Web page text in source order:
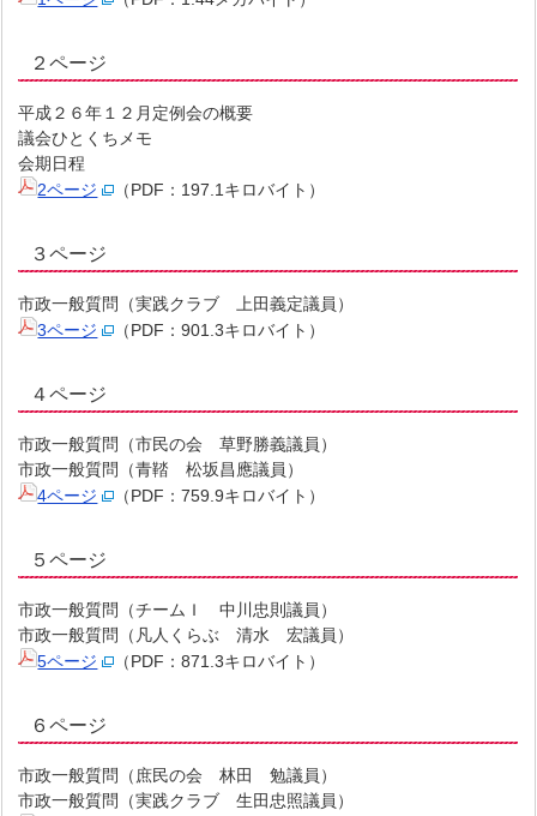
２ページ
平成２６年１２月定例会の概要
議会ひとくちメモ
会期日程
2ページ
（PDF：197.1キロバイト）
３ページ
市政一般質問（実践クラブ 上田義定議員）
3ページ
（PDF：901.3キロバイト）
４ページ
市政一般質問（市民の会 草野勝義議員）
市政一般質問（青鞜 松坂昌應議員）
4ページ
（PDF：759.9キロバイト）
５ページ
市政一般質問（チームＩ 中川忠則議員）
市政一般質問（凡人くらぶ 清水 宏議員）
5ページ
（PDF：871.3キロバイト）
６ページ
市政一般質問（庶民の会 林田 勉議員）
市政一般質問（実践クラブ 生田忠照議員）